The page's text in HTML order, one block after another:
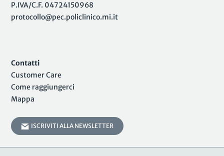
P.IVA/C.F. 04724150968
protocollo@pec.policlinico.mi.it
Contatti
Customer Care
Come raggiungerci
Mappa
ISCRIVITI ALLA NEWSLETTER